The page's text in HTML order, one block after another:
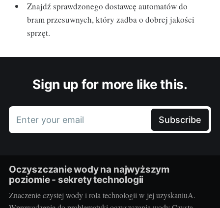
Znajdź sprawdzonego dostawcę automatów do
bram przesuwnych, który zadba o dobrej jakości
sprzęt.
Sign up for more like this.
Enter your email Subscribe
Oczyszczanie wody na najwyższym
poziomie - sekrety technologii
Znaczenie czystej wody i rola technologii w jej uzyskaniuA.